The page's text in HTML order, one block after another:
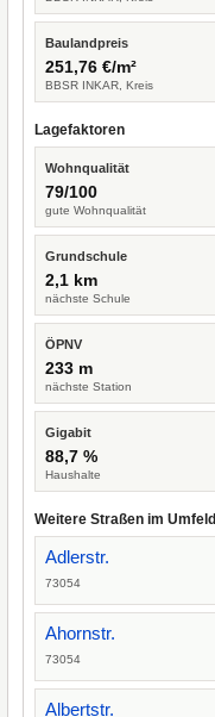
Baulandpreis
251,76 €/m²
BBSR INKAR, Kreis
Lagefaktoren
Wohnqualität
79/100
gute Wohnqualität
Grundschule
2,1 km
nächste Schule
ÖPNV
233 m
nächste Station
Gigabit
88,7 %
Haushalte
Weitere Straßen im Umfeld
Adlerstr.
73054
Ahornstr.
73054
Albertstr.